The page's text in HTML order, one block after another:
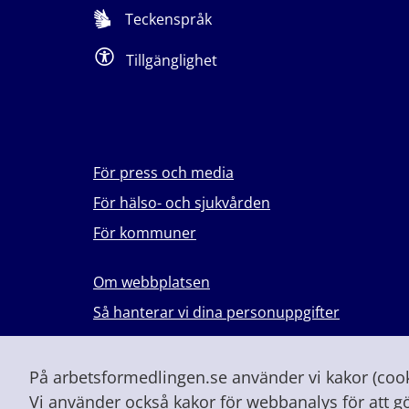
På arbetsformedlingen.se använder vi kakor
Vi använder också kakor för webbanalys för att
Teckenspråk
Tillgänglighet
För press och media
För hälso- och sjukvården
För kommuner
Om webbplatsen
Så hanterar vi dina personuppgifter
Lever du med våld i en nära relation?
Vid höjd beredskap och krig